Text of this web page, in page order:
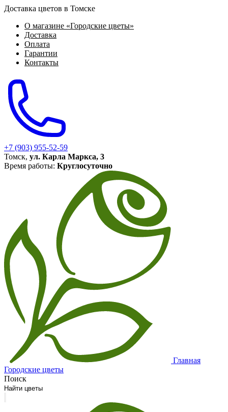
Доставка цветов в Томске
О магазине «Городские цветы»
Доставка
Оплата
Гарантии
Контакты
+7 (903) 955-52-59
Томск, ул. Карла Маркса, 3
Время работы: Круглосуточно
Главная
Городские цветы
Поиск